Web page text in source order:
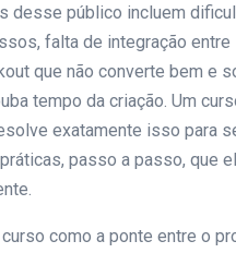
desse público incluem
falta de integração entre
que não converte bem e
tempo da criação. Um
exatamente isso para
passo a passo, que
como a ponte entre o